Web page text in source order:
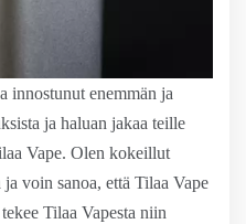
enemmän ja
ja haluan jakaa teille
Vape. Olen kokeillut
voin sanoa, että Tilaa Vape
Tilaa Vapesta niin